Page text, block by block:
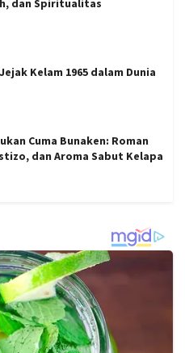
dan Spiritualitas
Kelam 1965 dalam Dunia
Cuma Bunaken: Roman
dan Aroma Sabut Kelapa